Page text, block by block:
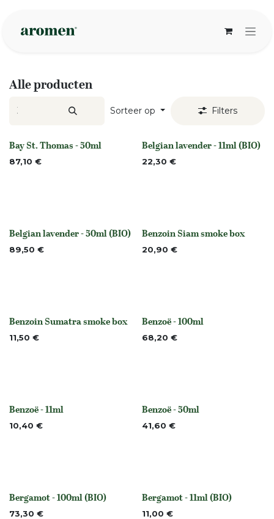
Alle producten
Sorteer op Filters
None
Bay St. Thomas - 50ml
87,10 € Niet op voorraad
Belgian lavender - 11ml (BIO)
22,30 €
None
Belgian lavender - 50ml (BIO)
89,50 € None
Benzoin Siam smoke box
20,90 €
None
Benzoin Sumatra smoke box
11,50 € None
Benzoë - 100ml
68,20 €
None
Benzoë - 11ml
10,40 € None
Benzoë - 50ml
41,60 €
None
Bergamot - 100ml (BIO)
73,30 € None
Bergamot - 11ml (BIO)
11,00 €